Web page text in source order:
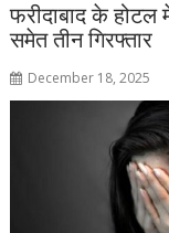
फरीदाबाद के होटल
समेत तीन गिरफ्तार
December 18, 2025